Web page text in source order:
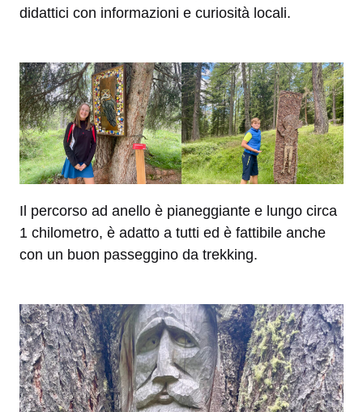
didattici con informazioni e curiosità locali.
Il percorso ad anello è pianeggiante e lungo circa
1 chilometro, è adatto a tutti ed è fattibile anche
con un buon passeggino da trekking.